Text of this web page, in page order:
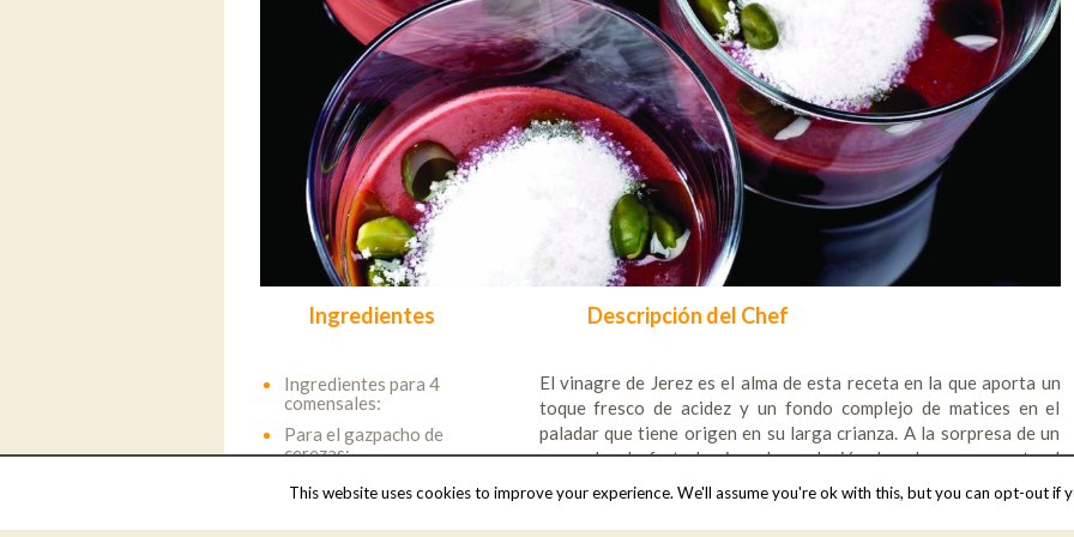
Ingredientes
Ingredientes para 4
comensales:
Para el gazpacho de
cerezas:
1 kg de tomates en rama
maduro (1.100 g en sucio)
Descripción del Chef
El vinagre de Jerez es el alma de esta receta en la que aporta un
toque fresco de acidez y un fondo complejo de matices en el
paladar que tiene origen en su larga crianza. A la sorpresa de un
gazpacho de fruta le sigue la explosión de sabor que aporta el
Vinagre de Jerez.
This website uses cookies to improve your experience. We'll assume you're ok with this, but you can opt-out if